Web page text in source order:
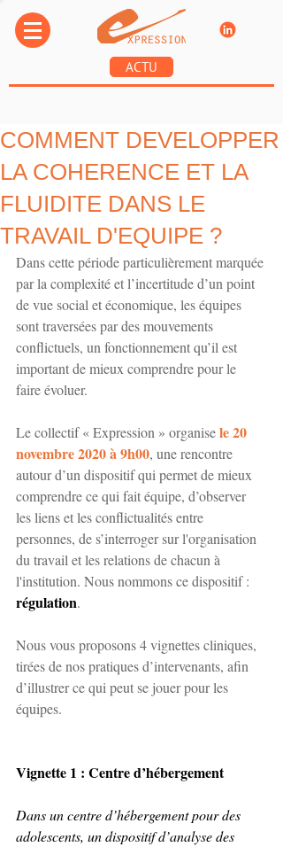
ACTU
COMMENT DEVELOPPER
LA COHERENCE ET LA
FLUIDITE DANS LE
TRAVAIL D'EQUIPE ?
Dans cette période particulièrement marquée
par la complexité et l’incertitude d’un point
de vue social et économique, les équipes
sont traversées par des mouvements
conflictuels, un fonctionnement qu’il est
important de mieux comprendre pour le
faire évoluer.
Le collectif « Expression » organise le 20
novembre 2020 à 9h00, une rencontre
autour d’un dispositif qui permet de mieux
comprendre ce qui fait équipe, d’observer
les liens et les conflictualités entre
personnes, de s’interroger sur l'organisation
du travail et les relations de chacun à
l'institution. Nous nommons ce dispositif :
régulation.
Nous vous proposons 4 vignettes cliniques,
tirées de nos pratiques d’intervenants, afin
d’illustrer ce qui peut se jouer pour les
équipes.
Vignette 1 : Centre d’hébergement
Dans un centre d’hébergement pour des
adolescents, un dispositif d’analyse des